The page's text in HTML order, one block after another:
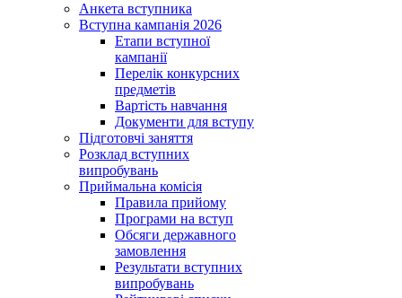
Анкета вступника
Вступна кампанія 2026
Етапи вступної
кампанії
Перелік конкурсних
предметів
Вартість навчання
Документи для вступу
Підготовчі заняття
Розклад вступних
випробувань
Приймальна комісія
Правила прийому
Програми на вступ
Обсяги державного
замовлення
Результати вступних
випробувань